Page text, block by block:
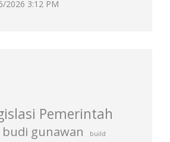
2026 3:12 PM
Pemerintah
budi gunawan build